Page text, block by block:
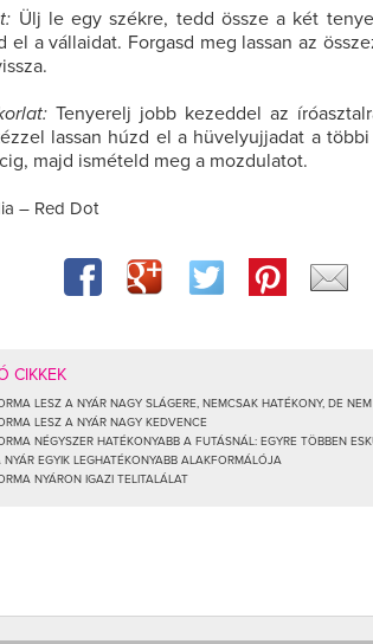
Ülj le egy székre, tedd össze a két
el a vállaidat. Forgasd meg lassan az
Tenyerelj jobb kezeddel az
lassan húzd el a hüvelyujjadat a
majd ismételd meg a mozdulatot.
– Red Dot
CIKKEK
LESZ A NYÁR NAGY SLÁGERE, NEMCSAK HATÉKONY, DE
LESZ A NYÁR NAGY KEDVENCE
NÉGYSZER HATÉKONYABB A FUTÁSNÁL: EGYRE TÖBBEN
EGYIK LEGHATÉKONYABB ALAKFORMÁLÓJA
NYÁRON IGAZI TELITALÁLAT